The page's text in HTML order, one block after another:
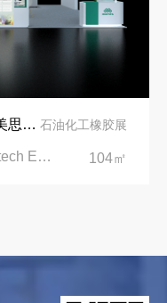
土耳其伊斯坦布尔展台设计丨美思德创新产品，打造聚氨酯行业标杆 石油化工橡胶展
土耳其伊斯坦布尔聚氨酯展Putech Eurasia|土耳其国际会展中心 104㎡